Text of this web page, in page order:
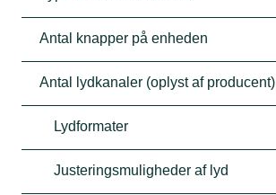
Antal knapper på enheden
Antal lydkanaler (oplyst af producent)
Lydformater
Justeringsmuligheder af lyd